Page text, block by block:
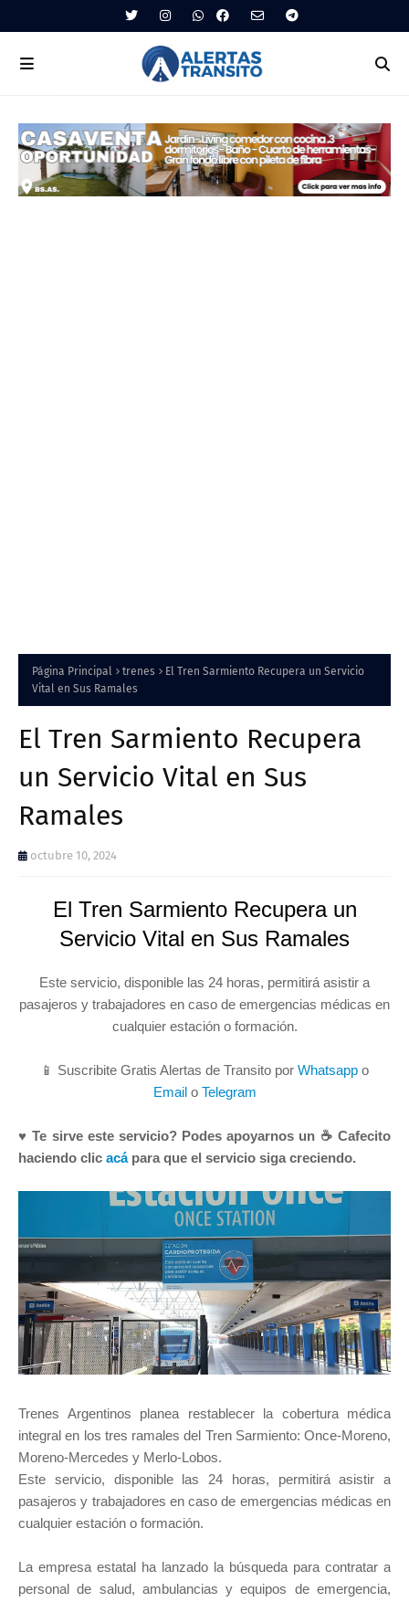
Página Principal trenes
El Tren Sarmiento Recupera un Servicio
Vital en Sus Ramales
El Tren Sarmiento Recupera
un Servicio Vital en Sus
Ramales
octubre 10, 2024
El Tren Sarmiento Recupera un
Servicio Vital en Sus Ramales
Este servicio, disponible las 24 horas, permitirá asistir a
pasajeros y trabajadores en caso de emergencias médicas en
cualquier estación o formación.
📱 Suscribite Gratis Alertas de Transito por Whatsapp o
Emailo Telegram
♥ Te sirve este servicio? Podes apoyarnos un ☕ Cafecito
haciendo clic acápara que el servicio siga creciendo.
Trenes Argentinos planea restablecer la cobertura médica
integral en los tres ramales del Tren Sarmiento: Once-Moreno,
Moreno-Mercedes y Merlo-Lobos.
Este servicio, disponible las 24 horas, permitirá asistir a
pasajeros y trabajadores en caso de emergencias médicas en
cualquier estación o formación.
La empresa estatal ha lanzado la búsqueda para contratar a
personal de salud, ambulancias y equipos de emergencia,